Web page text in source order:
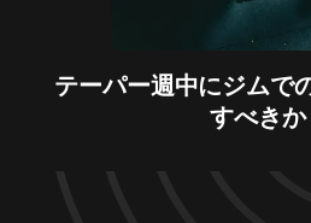
テーパー週中にジムで
すべきか